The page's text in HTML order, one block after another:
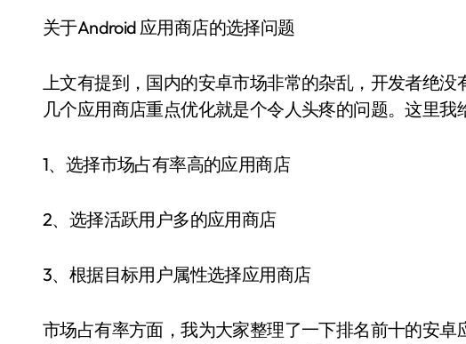
关于Android 应用商店的选择问题
上文有提到，国内的安卓市场非常的杂乱，开发者绝
几个应用商店重点优化就是个令人头疼的问题。这里我
1、选择市场占有率高的应用商店
2、选择活跃用户多的应用商店
3、根据目标用户属性选择应用商店
市场占有率方面，我为大家整理了一下排名前十的安